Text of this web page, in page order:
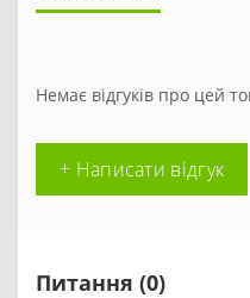
Немає відгуків про цей
+ Написати відгук
Питання (0)